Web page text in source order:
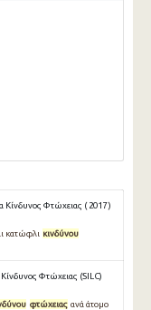
Κίνδυνος Φτώχειας ( 2017 )
κατώφλι κινδύνου
Φτώχειας (SILC)
φτώχειας ανά άτομο